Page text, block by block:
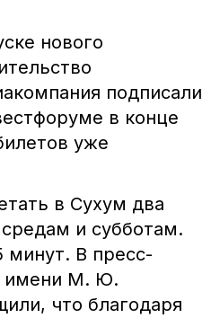
нового
подписали
в конце
уже
в Сухум два
и субботам.
В пресс-
имени М. Ю.
что благодаря